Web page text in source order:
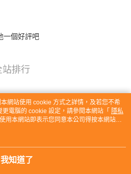
一個好評吧
站排行
網站使用 cookie 方式之詳情，及若您不希
電腦的 cookie 設定，請參閱本網站「 隱私
用本網站即表示您同意本公司得按本網站使
我知道了